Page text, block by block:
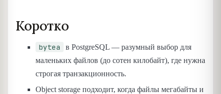
Коротко
bytea
в PostgreSQL — разумный выбор для
маленьких файлов (до сотен килобайт), где нужна
строгая транзакционность.
Object storage подходит, когда файлы мегабайты и